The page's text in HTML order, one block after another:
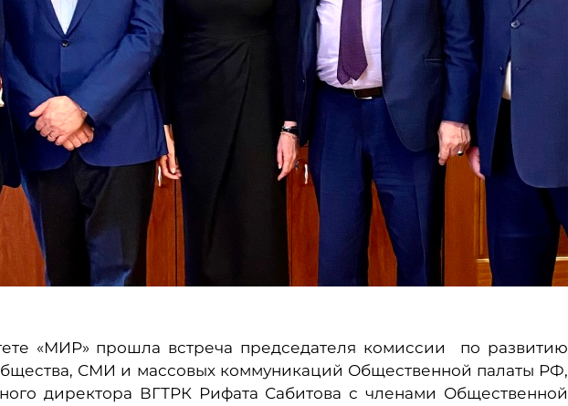
«МИР» прошла встреча председателя комиссии по развитию
СМИ и массовых коммуникаций Общественной палаты РФ,
директора ВГТРК Рифата Сабитова с членами Общественной